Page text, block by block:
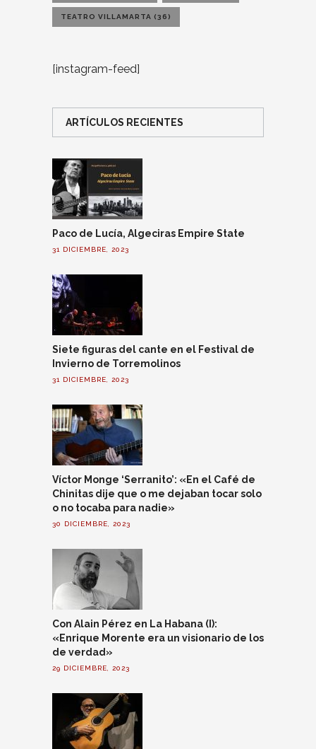
TEATRO VILLAMARTA (36)
[instagram-feed]
ARTÍCULOS RECIENTES
Paco de Lucía, Algeciras Empire State
31 DICIEMBRE, 2023
Siete figuras del cante en el Festival de
Invierno de Torremolinos
31 DICIEMBRE, 2023
Víctor Monge ‘Serranito’: «En el Café de
Chinitas dije que o me dejaban tocar solo
o no tocaba para nadie»
30 DICIEMBRE, 2023
Con Alain Pérez en La Habana (I):
«Enrique Morente era un visionario de los
de verdad»
29 DICIEMBRE, 2023